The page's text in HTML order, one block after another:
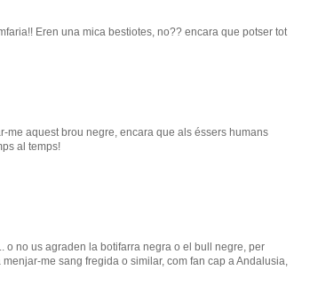
Eren una mica bestiotes, no?? encara que potser tot
me aquest brou negre, encara que als éssers humans
al temps!
o no us agraden la botifarra negra o el bull negre, per
me sang fregida o similar, com fan cap a Andalusia,